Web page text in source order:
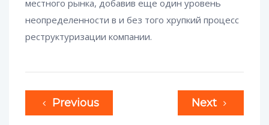
местного рынка, добавив еще один уровень
неопределенности в и без того хрупкий процесс
реструктуризации компании.
Previous Next